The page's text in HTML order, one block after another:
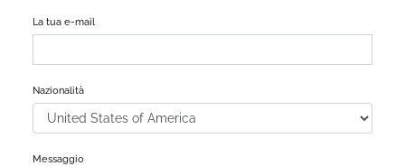
La tua e-mail
Nazionalità
Messaggio